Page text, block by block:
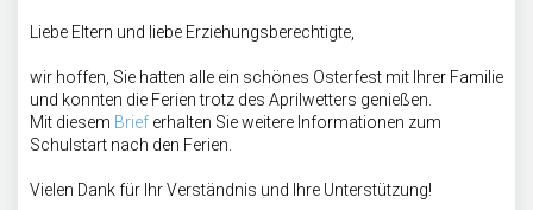
Liebe Eltern und liebe Erziehungsberechtigte,
wir hoffen, Sie hatten alle ein schönes Osterfest mit Ihrer Familie
und konnten die Ferien trotz des Aprilwetters genießen.
Mit diesem Brief erhalten Sie weitere Informationen zum
Schulstart nach den Ferien.
Vielen Dank für Ihr Verständnis und Ihre Unterstützung!